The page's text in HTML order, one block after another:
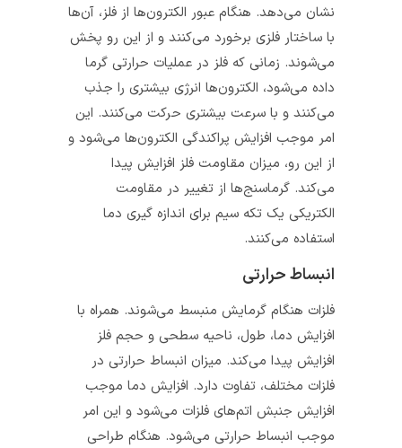
نشان می‌دهد. هنگام عبور الکترون‌ها از فلز، آن‌ها
با ساختار فلزی برخورد می‌کنند و از این رو پخش
می‌شوند. زمانی که فلز در عملیات حرارتی گرما
داده می‌شود، الکترون‌ها انرژی بیشتری را جذب
می‌کنند و با سرعت بیشتری حرکت می‌کنند. این
امر موجب افزایش پراکندگی الکترون‌ها می‌شود و
از این رو، میزان مقاومت فلز افزایش پیدا
می‌کند. گرماسنج‌ها از تغییر در مقاومت
الکتریکی یک تکه سیم برای اندازه گیری دما
استفاده می‌کنند.
انبساط حرارتی
فلزات هنگام گرمایش منبسط می‌شوند. همراه با
افزایش دما، طول، ناحیه سطحی و حجم فلز
افزایش پیدا می‌کند. میزان انبساط حرارتی در
فلزات مختلف، تفاوت دارد. افزایش دما موجب
افزایش جنبش اتم‌های فلزات می‌شود و این امر
موجب انبساط حرارتی می‌شود. هنگام طراحی